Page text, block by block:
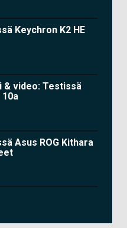
Keychron K2 HE
& video: Testissä
Asus ROG Kithara